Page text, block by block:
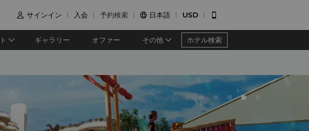
 サインイン 入会 予約検索  日本語 USD 
ギャラリー オファー その他 ホテル検索